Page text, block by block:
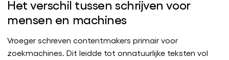
Het verschil tussen schrijven voor
mensen en machines
Vroeger schreven contentmakers primair voor
zoekmachines. Dit leidde tot onnatuurlijke teksten vol